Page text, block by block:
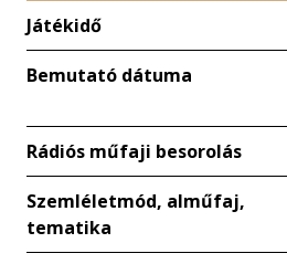
Játékidő
Bemutató dátuma
Rádiós műfaji besorolás
Szemléletmód, alműfaj,
tematika